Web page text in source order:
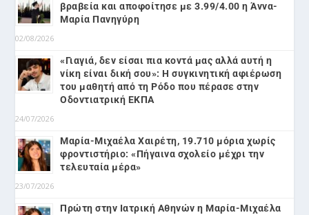
βραβεία και αποφοίτησε με 3.99/4.00 η Άννα-
Μαρία Πανηγύρη
02/08/2026
«Γιαγιά, δεν είσαι πια κοντά μας αλλά αυτή η
νίκη είναι δική σου»: Η συγκινητική αφιέρωση
του μαθητή από τη Ρόδο που πέρασε στην
Οδοντιατρική ΕΚΠΑ
24/07/2026
Μαρία-Μιχαέλα Χαιρέτη, 19.710 μόρια χωρίς
φροντιστήριο: «Πήγαινα σχολείο μέχρι την
τελευταία μέρα»
23/07/2026
Πρώτη στην Ιατρική Αθηνών η Μαρία-Μιχαέλα